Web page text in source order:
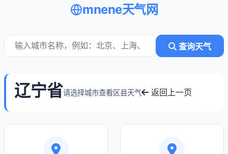
mnene天气网
查询天气
辽宁省请选择城市查看区县天气 返回上一页